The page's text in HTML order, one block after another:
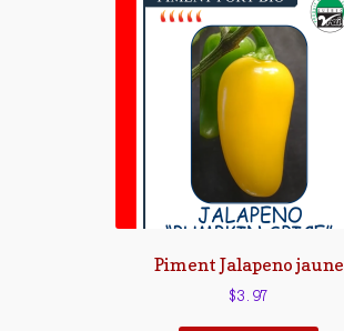
Piment Jalapeno jaune
$3.97